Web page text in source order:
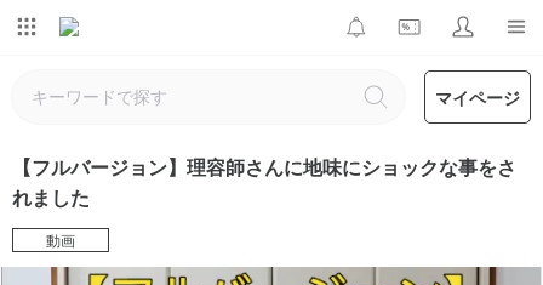
マイページ
【フルバージョン】理容師さんに地味にショックな事をさ
れました
動画